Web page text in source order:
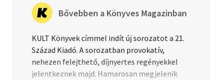
Bővebben a Könyves Magazinban
KULT Könyvek címmel indít új sorozatot a 21.
Század Kiadó. A sorozatban provokatív,
nehezen felejthető, díjnyertes regényekkel
jelentkeznek majd. Hamarosan megjelenik